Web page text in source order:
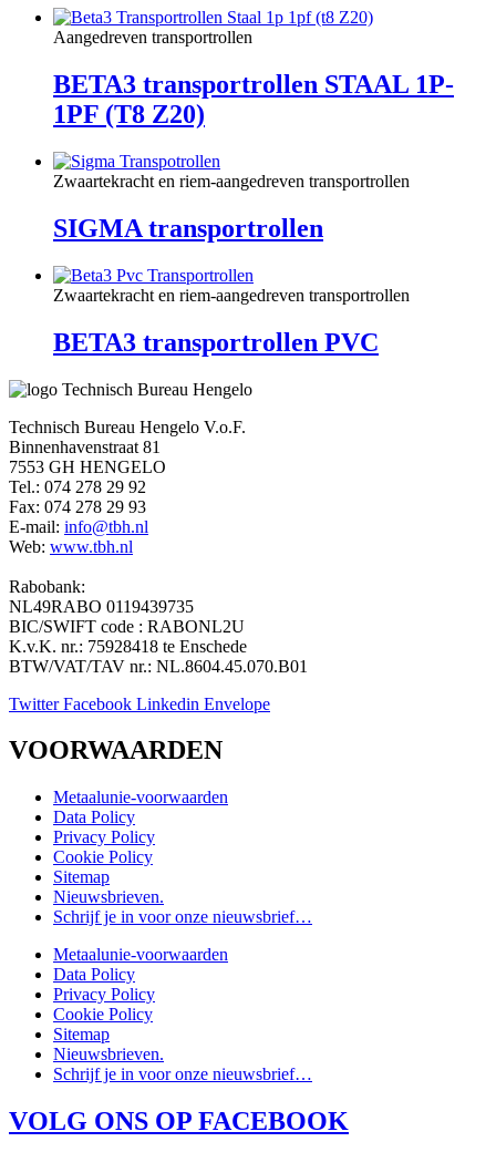
Aangedreven transportrollen
BETA3 transportrollen STAAL 1P-
1PF (T8 Z20)
Zwaartekracht en riem-aangedreven transportrollen
SIGMA transportrollen
Zwaartekracht en riem-aangedreven transportrollen
BETA3 transportrollen PVC
Technisch Bureau Hengelo V.o.F.
Binnenhavenstraat 81
7553 GH HENGELO
Tel.: 074 278 29 92
Fax: 074 278 29 93
E-mail: info@tbh.nl
Web: www.tbh.nl
Rabobank:
NL49RABO 0119439735
BIC/SWIFT code : RABONL2U
K.v.K. nr.: 75928418 te Enschede
BTW/VAT/TAV nr.: NL.8604.45.070.B01
Twitter Facebook Linkedin Envelope
VOORWAARDEN
Metaalunie-voorwaarden
Data Policy
Privacy Policy
Cookie Policy
Sitemap
Nieuwsbrieven.
Schrijf je in voor onze nieuwsbrief…
Metaalunie-voorwaarden
Data Policy
Privacy Policy
Cookie Policy
Sitemap
Nieuwsbrieven.
Schrijf je in voor onze nieuwsbrief…
VOLG ONS OP FACEBOOK